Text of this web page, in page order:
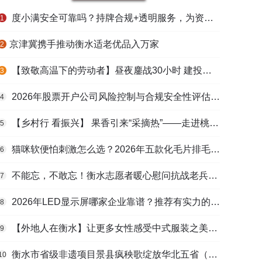
1 度小满安全可靠吗？持牌合规+透明服务，为资金周转筑牢多重保障
2 ​京津冀携手推动衡水适老优品入万家
3 【致敬高温下的劳动者】昼夜鏖战30小时 建投衡水水务紧急抢修保民生用水
4 2026年股票开户公司风险控制与合规安全性评估：投资者保护机制哪家靠谱？
5 【乡村行 看振兴】 果香引来“采摘热”——走进桃城区贾家庄村
6 猫咪软便怕刺激怎么选？2026年五款化毛片排毛护肠避坑指南
7 不能忘，不敢忘！衡水志愿者暖心慰问抗战老兵和老党员
8 2026年LED显示屏哪家企业靠谱？推荐有实力的LED显示屏工程服务商
9 【外地人在衡水】让更多女性感受中式服装之美——山东人蒋静静的在衡创业路
衡水市省级非遗项目景县疯秧歌绽放华北五省（区）市舞蹈大赛舞台